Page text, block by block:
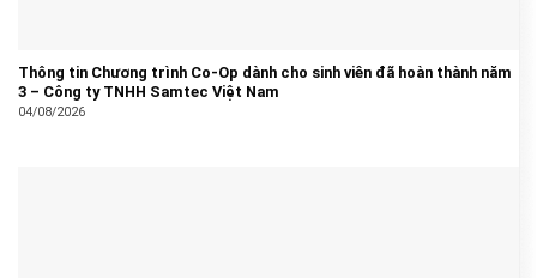
Thông tin Chương trình Co-Op dành cho sinh viên đã hoàn thành năm
3 – Công ty TNHH Samtec Việt Nam
04/08/2026